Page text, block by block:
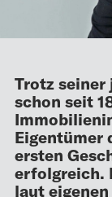
Trotz seiner
schon seit
Eigentümer
ersten
erfolgreich.
laut